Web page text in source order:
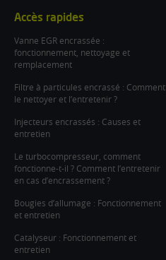
Accès rapides
Vanne EGR encrassée :
fonctionnement, nettoyage et
remplacement
Filtre à particules encrassé : Comment
le nettoyer et l’entretenir ?
Injecteurs encrassés : Causes et
entretien
Le turbocompresseur, comment
fonctionne-t-il ? Comment l’entretenir
en cas d’encrassement ?
Bougies d’allumage : Fonctionnement
et entretien
Catalyseur : Fonctionnement et
entretien